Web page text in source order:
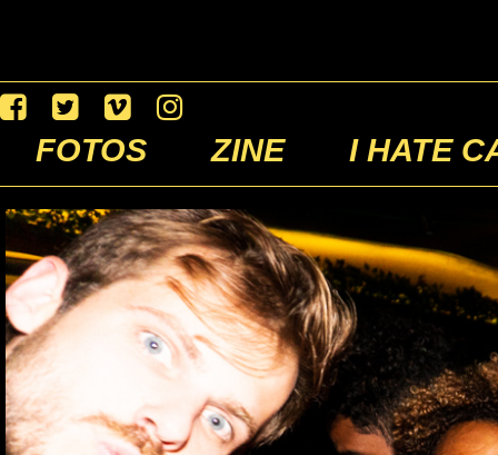
FOTOS ZINE I HATE